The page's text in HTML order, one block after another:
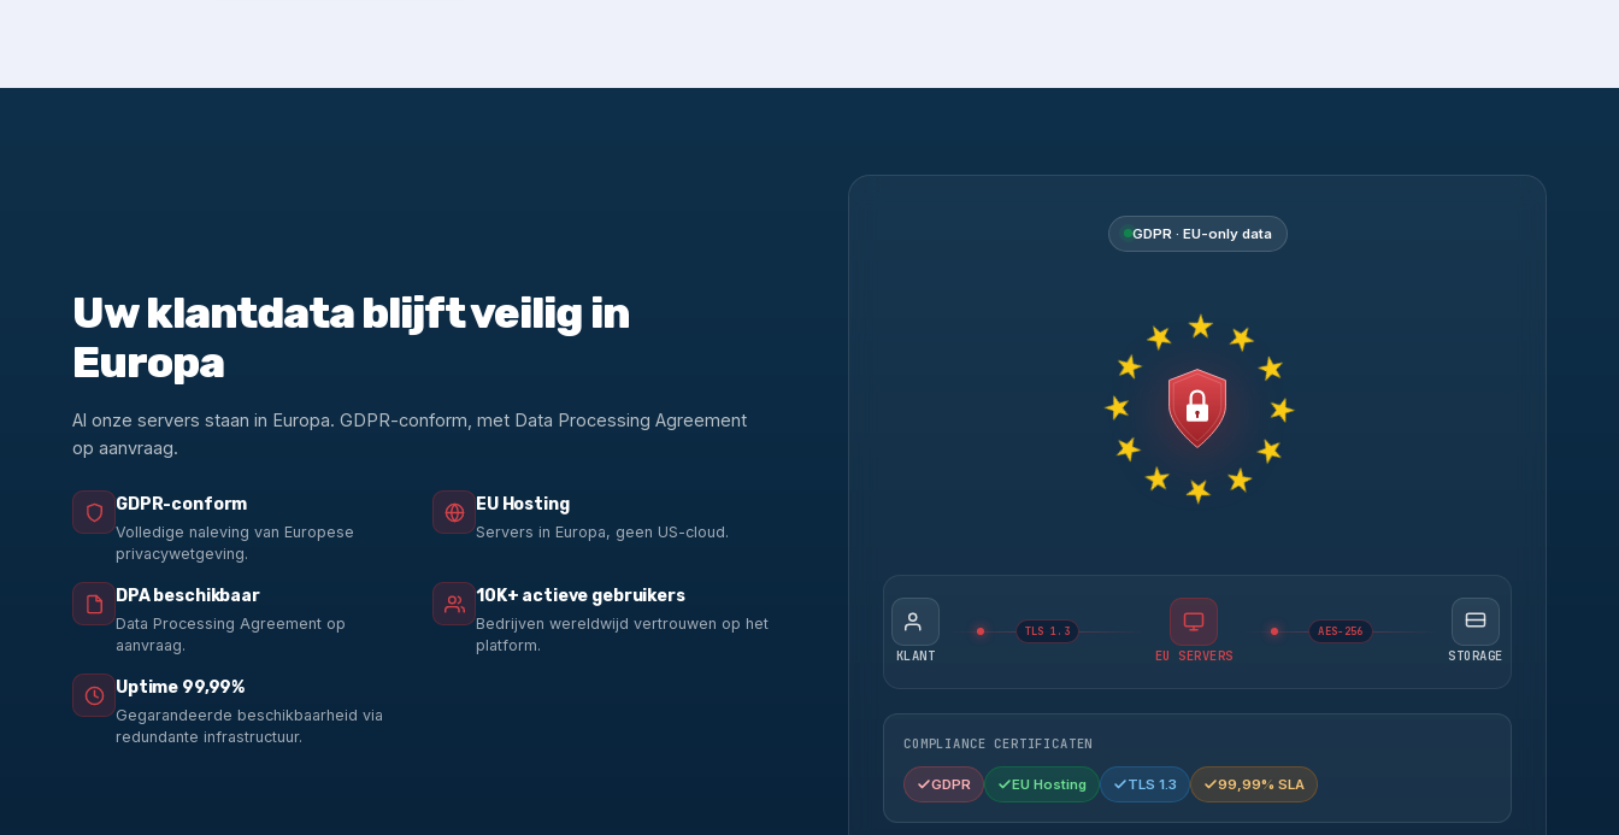
Uw klantdata blijft veilig in
Europa
Al onze servers staan in Europa. GDPR-conform, met Data Processing Agreement
op aanvraag.
GDPR-conform
Volledige naleving van Europese
privacywetgeving.
EU Hosting
Servers in Europa, geen US-cloud.
DPA beschikbaar
Data Processing Agreement op
aanvraag.
10K+ actieve gebruikers
Bedrijven wereldwijd vertrouwen op het
platform.
Uptime 99,99%
Gegarandeerde beschikbaarheid via
redundante infrastructuur.
GDPR · EU-only data
KLANT
TLS 1.3
EU SERVERS
AES-256
STORAGE
COMPLIANCE CERTIFICATEN
GDPR EU Hosting TLS 1.3 99,99% SLA